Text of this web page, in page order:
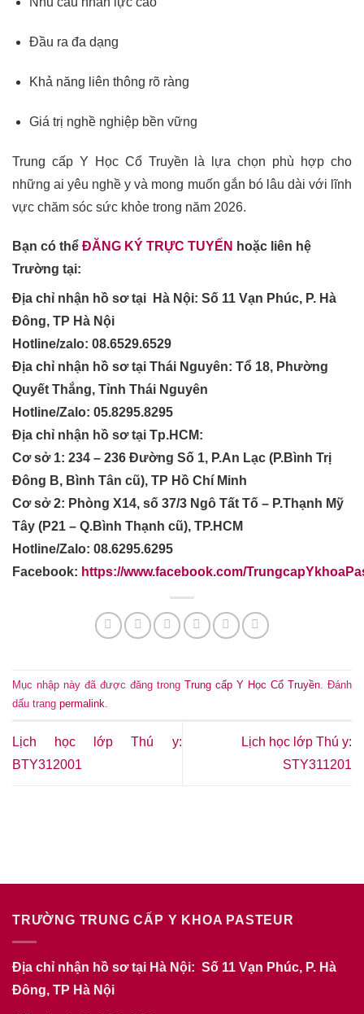
Đầu ra đa dạng
Khả năng liên thông rõ ràng
Giá trị nghề nghiệp bền vững
Trung cấp Y Học Cổ Truyền là lựa chọn phù hợp cho
những ai yêu nghề y và mong muốn gắn bó lâu dài với lĩnh
vực chăm sóc sức khỏe trong năm 2026.
Bạn có thể ĐĂNG KÝ TRỰC TUYẾN hoặc liên hệ
Trường tại:
Địa chỉ nhận hồ sơ tại Hà Nội: Số 11 Vạn Phúc, P. Hà
Đông, TP Hà Nội
Hotline/zalo: 08.6529.6529
Địa chỉ nhận hồ sơ tại Thái Nguyên: Tổ 18, Phường
Quyết Thắng, Tỉnh Thái Nguyên
Hotline/Zalo: 05.8295.8295
Địa chỉ nhận hồ sơ tại Tp.HCM:
Cơ sở 1: 234 – 236 Đường Số 1, P.An Lạc (P.Bình Trị
Đông B, Bình Tân cũ), TP Hồ Chí Minh
Cơ sở 2: Phòng X14, số 37/3 Ngô Tất Tố – P.Thạnh Mỹ
Tây (P21 – Q.Bình Thạnh cũ), TP.HCM
Hotline/Zalo: 08.6295.6295
Facebook: https://www.facebook.com/
Mục nhập này đã được đăng trong Trung cấp Y Học Cổ Truyền. Đánh
dấu trang permalink.
Lịch học lớp Thú y:
BTY312001
Lịch học lớp Thú y:
STY311201
TRƯỜNG TRUNG CẤP Y KHOA PASTEUR
Địa chỉ nhận hồ sơ tại Hà Nội: Số 11 Vạn Phúc, P. Hà
Đông, TP Hà Nội